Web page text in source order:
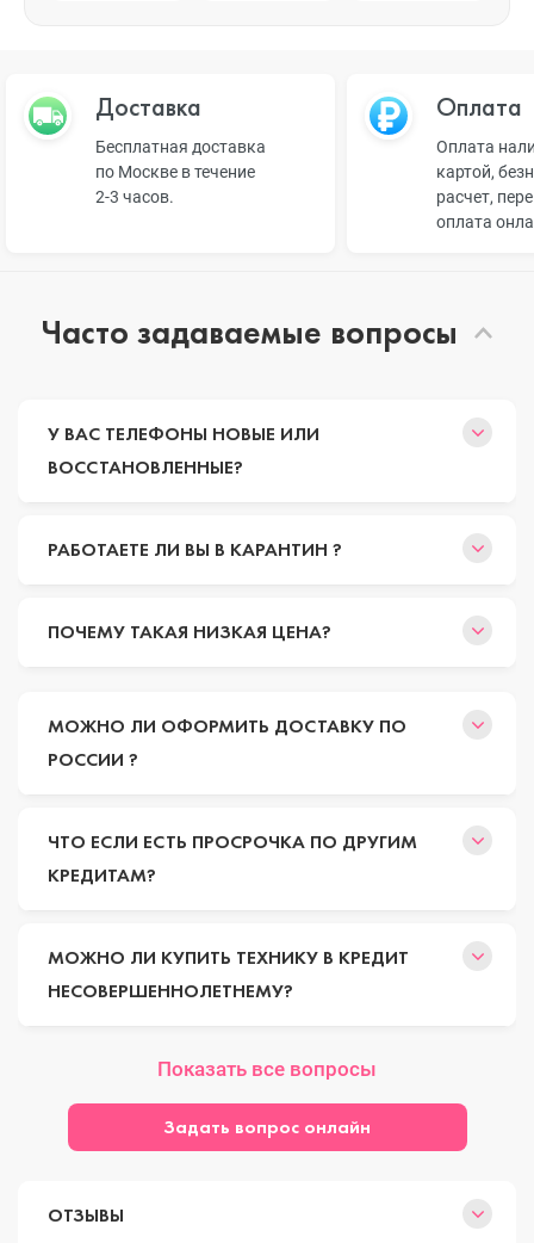
Доставка
Бесплатная доставка
по Москве в течение
2-3 часов.
Оплата
Оплата
картой,
расчет,
оплата
Часто задаваемые вопросы
У ВАС ТЕЛЕФОНЫ НОВЫЕ ИЛИ
ВОССТАНОВЛЕННЫЕ?
РАБОТАЕТЕ ЛИ ВЫ В КАРАНТИН ?
ПОЧЕМУ ТАКАЯ НИЗКАЯ ЦЕНА?
МОЖНО ЛИ ОФОРМИТЬ ДОСТАВКУ ПО
РОССИИ ?
ЧТО ЕСЛИ ЕСТЬ ПРОСРОЧКА ПО ДРУГИМ
КРЕДИТАМ?
МОЖНО ЛИ КУПИТЬ ТЕХНИКУ В КРЕДИТ
НЕСОВЕРШЕННОЛЕТНЕМУ?
Показать все вопросы
Задать вопрос онлайн
ОТЗЫВЫ